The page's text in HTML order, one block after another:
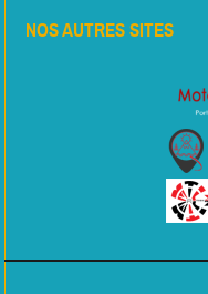
NOS AUTRES SITES